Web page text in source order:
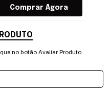
no botão Avaliar Produto.